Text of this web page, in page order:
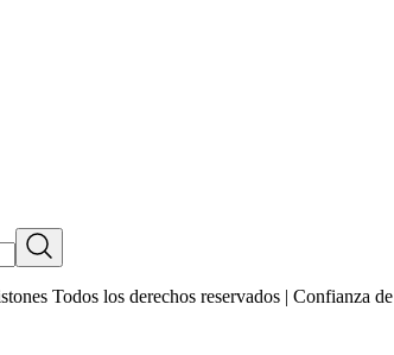
Todos los derechos reservados | Confianza de